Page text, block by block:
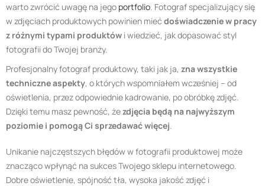
warto zwrócić uwagę na jego portfolio. Fotograf specjalizujący się
w zdjęciach produktowych powinien mieć doświadczenie w pracy
z różnymi typami produktów i wiedzieć, jak dopasować styl
fotografii do Twojej branży.
Profesjonalny fotograf produktowy, taki jak ja, zna wszystkie
techniczne aspekty, o których wspomniałem wcześniej – od
oświetlenia, przez odpowiednie kadrowanie, po obróbkę zdjęć.
Dzięki temu masz pewność, żezdjęcia będą na najwyższym
poziomie i pomogą Ci sprzedawać więcej.
Unikanie najczęstszych błędów w fotografii produktowej może
znacząco wpłynąć na sukces Twojego sklepu internetowego.
Dobre oświetlenie, spójność tła, wysoka jakość zdjęć i